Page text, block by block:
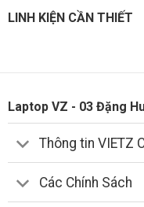
LINH KIỆN CẦN THIẾT
Laptop VZ - 03 Đặng
Thông tin VIETZ
Các Chính Sách